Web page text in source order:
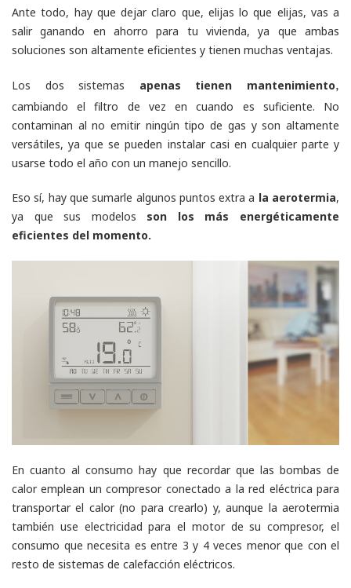
Ante todo, hay que dejar claro que, elijas lo que elijas, vas a
salir ganando en ahorro para tu vivienda, ya que ambas
soluciones son altamente eficientes y tienen muchas ventajas.
Los dos sistemas apenas tienen mantenimiento,
cambiando el filtro de vez en cuando es suficiente. No
contaminan al no emitir ningún tipo de gas y son altamente
versátiles, ya que se pueden instalar casi en cualquier parte y
usarse todo el año con un manejo sencillo.
Eso sí, hay que sumarle algunos puntos extra a la aerotermia,
ya que sus modelos son los más energéticamente
eficientes del momento.
En cuanto al consumo hay que recordar que las bombas de
calor emplean un compresor conectado a la red eléctrica para
transportar el calor (no para crearlo) y, aunque la aerotermia
también use electricidad para el motor de su compresor, el
consumo que necesita es entre 3 y 4 veces menor que con el
resto de sistemas de calefacción eléctricos.